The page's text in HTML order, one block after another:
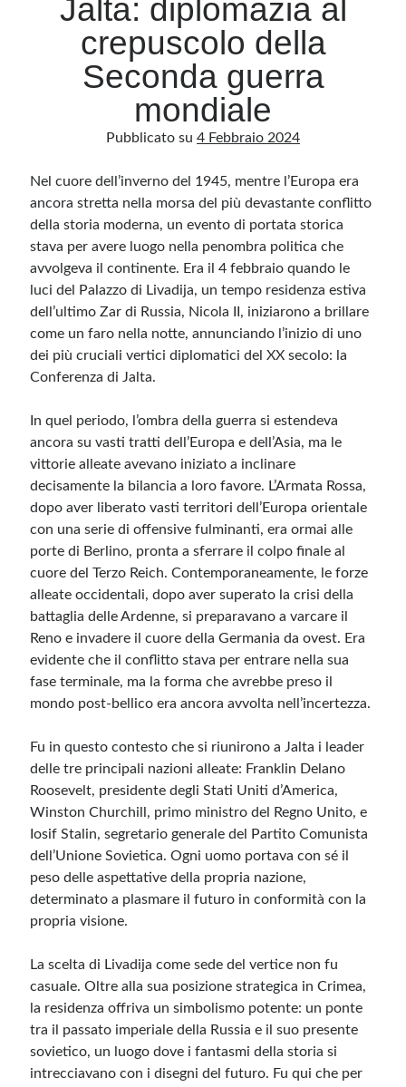
Archivio
Questo blog non rappresenta una testata giornalistica, in quanto viene aggiornato
senza alcuna periodicità. Non può pertanto considerarsi un prodotto editoriale ai
sensi della legge n· 62 del 7.03.2001. L’autore non è responsabile di quanto
pubblicato dai lettori nei commenti ai vari post. Saranno comunque cancellati quelli
ritenuti offensivi o lesivi dell’immagine o dell’onorabilità di terzi, di genere spam,
razzisti o che contengano dati personali non conformi al rispetto delle norme sulla
privacy. Alcune immagini inserite in questo blog sono tratte da Internet e, pertanto,
considerate di pubblico dominio. Qualora la loro pubblicazione violasse eventuali
diritti d’autore, vi invito a comunicarlo via e-mail a info[at]dinovalle.it e saranno
tramite link né del loro contenuto, che può essere soggetto a variazioni nel tempo.
Accedi
Feed dei contenuti
Feed dei commenti
WordPress.org
Jalta: diplomazia al
crepuscolo della
Seconda guerra
mondiale
Pubblicato su 4 Febbraio 2024
Nel cuore dell’inverno del 1945, mentre l’Europa era
ancora stretta nella morsa del più devastante conflitto
della storia moderna, un evento di portata storica
stava per avere luogo nella penombra politica che
avvolgeva il continente. Era il 4 febbraio quando le
luci del Palazzo di Livadija, un tempo residenza estiva
dell’ultimo Zar di Russia, Nicola II, iniziarono a brillare
come un faro nella notte, annunciando l’inizio di uno
dei più cruciali vertici diplomatici del XX secolo: la
Conferenza di Jalta.
In quel periodo, l’ombra della guerra si estendeva
ancora su vasti tratti dell’Europa e dell’Asia, ma le
vittorie alleate avevano iniziato a inclinare
decisamente la bilancia a loro favore. L’Armata Rossa,
dopo aver liberato vasti territori dell’Europa orientale
con una serie di offensive fulminanti, era ormai alle
porte di Berlino, pronta a sferrare il colpo finale al
cuore del Terzo Reich. Contemporaneamente, le forze
alleate occidentali, dopo aver superato la crisi della
battaglia delle Ardenne, si preparavano a varcare il
Reno e invadere il cuore della Germania da ovest. Era
evidente che il conflitto stava per entrare nella sua
fase terminale, ma la forma che avrebbe preso il
mondo post-bellico era ancora avvolta nell’incertezza.
Fu in questo contesto che si riunirono a Jalta i leader
delle tre principali nazioni alleate: Franklin Delano
Roosevelt, presidente degli Stati Uniti d’America,
Winston Churchill, primo ministro del Regno Unito, e
Iosif Stalin, segretario generale del Partito Comunista
dell’Unione Sovietica. Ogni uomo portava con sé il
peso delle aspettative della propria nazione,
determinato a plasmare il futuro in conformità con la
propria visione.
La scelta di Livadija come sede del vertice non fu
casuale. Oltre alla sua posizione strategica in Crimea,
la residenza offriva un simbolismo potente: un ponte
tra il passato imperiale della Russia e il suo presente
sovietico, un luogo dove i fantasmi della storia si
intrecciavano con i disegni del futuro. Fu qui che per